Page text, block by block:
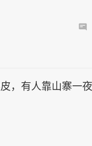
，有人靠山寨一